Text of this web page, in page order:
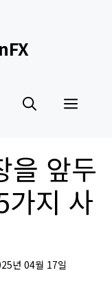
을 앞두
지 사
년 04월 17일